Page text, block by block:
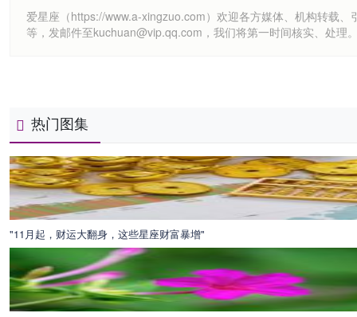
爱星座（https://www.a-xingzuo.com）欢迎各方媒体、机构转载
等，发邮件至kuchuan@vip.qq.com，我们将第一时间核实、处理
热门图集
"11月起，财运大翻身，这些星座财富暴增"